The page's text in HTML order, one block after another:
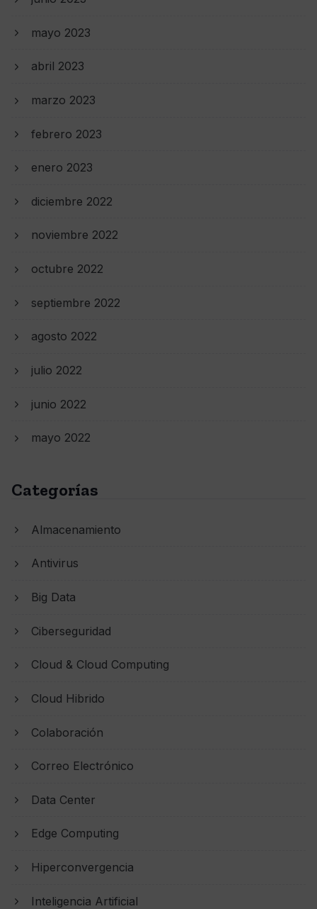
mayo 2023
abril 2023
marzo 2023
febrero 2023
enero 2023
diciembre 2022
noviembre 2022
octubre 2022
septiembre 2022
agosto 2022
julio 2022
junio 2022
mayo 2022
Categorías
Almacenamiento
Antivirus
Big Data
Ciberseguridad
Cloud & Cloud Computing
Cloud Hibrido
Colaboración
Correo Electrónico
Data Center
Edge Computing
Hiperconvergencia
Inteligencia Artificial